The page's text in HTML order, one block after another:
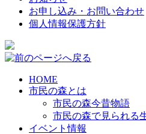
お申し込み・お問い合わせ
個人情報保護方針
HOME
市民の森とは
市民の森今昔物語
市民の森で見られる
イベント情報